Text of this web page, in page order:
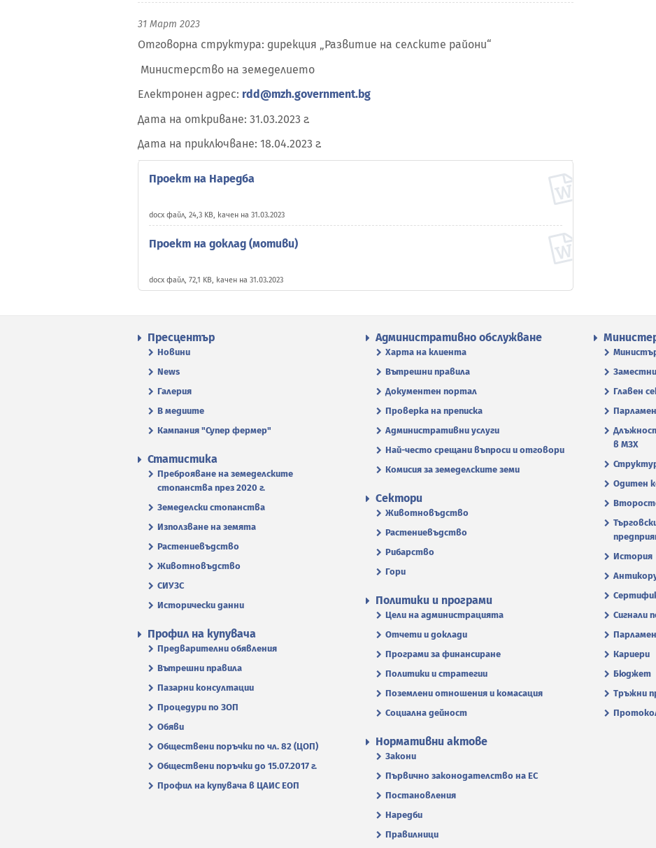
31 Март 2023
Отговорна структура: дирекция „Развитие на селските райони“
Министерство на земеделието
Електронен адрес: rdd@mzh.government.bg
Дата на откриване: 31.03.2023 г.
Дата на приключване: 18.04.2023 г.
Проект на Наредба
docx файл, 24,3 KB, качен на 31.03.2023
Проект на доклад (мотиви)
docx файл, 72,1 KB, качен на 31.03.2023
Пресцентър
Новини
News
Галерия
В медиите
Кампания "Супер фермер"
Административно обслужване
Харта на клиента
Вътрешни правила
Документен портал
Проверка на преписка
Административни услуги
Най-често срещани въпроси и отговори
Комисия за земеделските земи
Главен
в МЗХ
Одитен
История
Сигнали
Кариери
Бюджет
Тръжни
Статистика
Преброяване на земеделските
стопанства през 2020 г.
Земеделски стопанства
Използване на земята
Растениевъдство
Животновъдство
СИУЗС
Исторически данни
Сектори
Животновъдство
Растениевъдство
Рибарство
Гори
Политики и програми
Цели на администрацията
Отчети и доклади
Програми за финансиране
Политики и стратегии
Поземлени отношения и комасация
Социална дейност
Профил на купувача
Предварителни обявления
Вътрешни правила
Пазарни консултации
Процедури по ЗОП
Обяви
Обществени поръчки по чл. 82 (ЦОП)
Обществени поръчки до 15.07.2017 г.
Профил на купувача в ЦАИС ЕОП
Нормативни актове
Закони
Първично законодателство на ЕС
Постановления
Наредби
Правилници